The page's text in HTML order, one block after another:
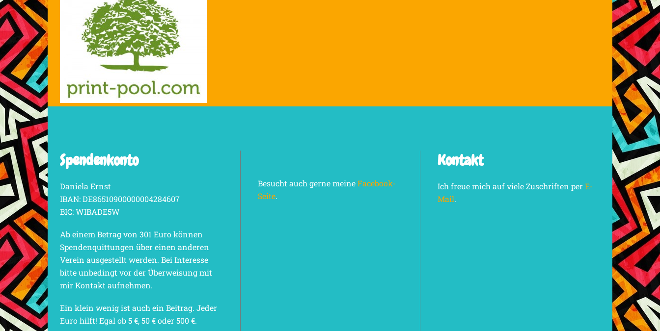
Spendenkonto
Daniela Ernst
IBAN: DE86510900000004284607
BIC: WIBADE5W
Ab einem Betrag von 301 Euro können
Spendenquittungen über einen anderen
Verein ausgestellt werden. Bei Interesse
bitte unbedingt vor der Überweisung mit
mir Kontakt aufnehmen.
Ein klein wenig ist auch ein Beitrag. Jeder
Euro hilft! Egal ob 5 €, 50 € oder 500 €.
Besucht auch gerne meineFacebook-
Seite.
Kontakt
Ich freue mich auf viele Zuschriften perE-
Mail.